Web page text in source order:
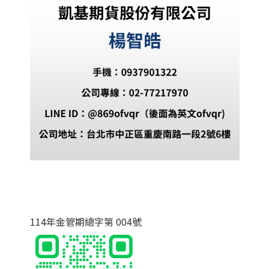
114年金管期總字第 004號